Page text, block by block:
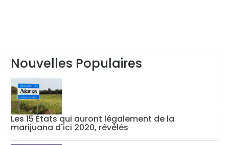
Nouvelles Populaires
Les 15 États qui auront légalement de la
marijuana d'ici 2020, révélés